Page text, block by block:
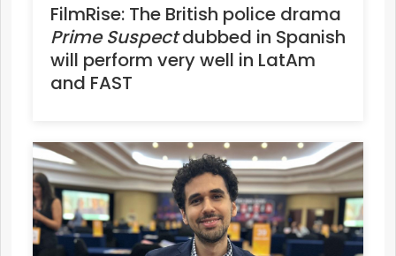
FilmRise: The British police drama
Prime Suspectdubbed in Spanish
will perform very well in LatAm
and FAST